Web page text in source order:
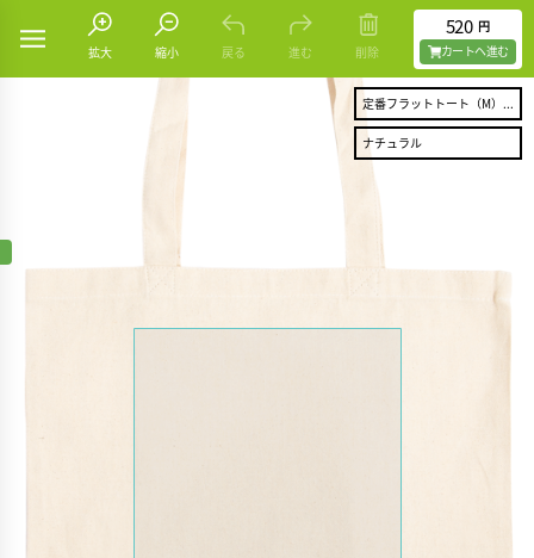
拡大 縮小 戻る 進む 削除
520 円
カートヘ進む
定番フラットトート（M）...
ナチュラル